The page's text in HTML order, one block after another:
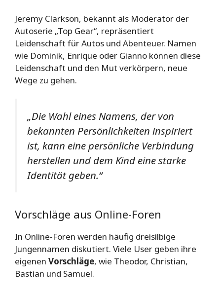
Jeremy Clarkson, bekannt als Moderator der
Autoserie „Top Gear“, repräsentiert
Leidenschaft für Autos und Abenteuer. Namen
wie Dominik, Enrique oder Gianno können diese
Leidenschaft und den Mut verkörpern, neue
Wege zu gehen.
„Die Wahl eines Namens, der von
bekannten Persönlichkeiten inspiriert
ist, kann eine persönliche Verbindung
herstellen und dem Kind eine starke
Identität geben.“
Vorschläge aus Online-Foren
In Online-Foren werden häufig dreisilbige
Jungennamen diskutiert. Viele User geben ihre
eigenen Vorschläge, wie Theodor, Christian,
Bastian und Samuel.